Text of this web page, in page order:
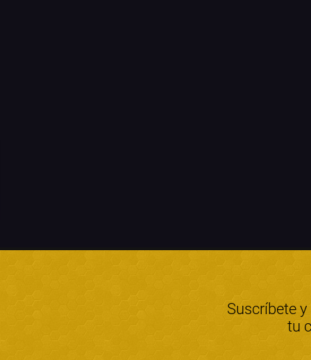
Suscríbete
tu